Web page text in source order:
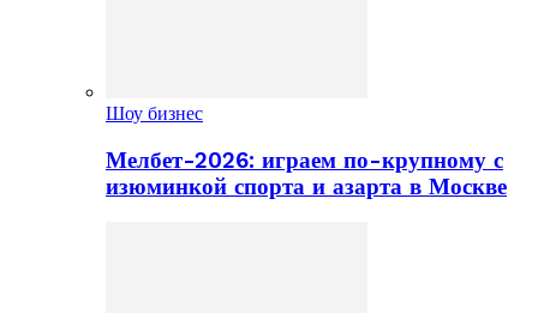
Шоу бизнес
Мелбет-2026: играем по-крупному с
изюминкой спорта и азарта в Москве